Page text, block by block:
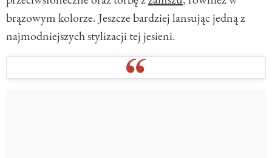
brązowym kolorze. Jeszcze bardziej lansując jedną z
najmodniejszych stylizacji tej jesieni.